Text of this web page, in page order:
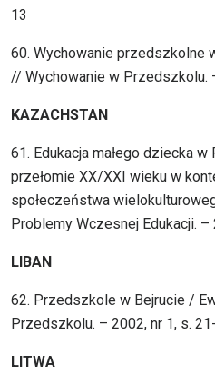
13
60. Wychowanie przedszkolne
// Wychowanie w Przedszkolu.
KAZACHSTAN
61. Edukacja małego dziecka
przełomie XX/XXI wieku w
społeczeństwa
Problemy Wczesnej Edukacji. –
LIBAN
62. Przedszkole w Bejrucie /
Przedszkolu. – 2002, nr 1, s.
LITWA